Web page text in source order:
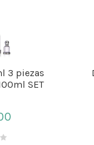
3 piezas
SET